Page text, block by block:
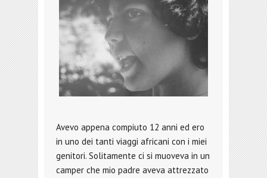
Avevo appena compiuto 12 anni ed ero
in uno dei tanti viaggi africani con i miei
genitori. Solitamente ci si muoveva in un
camper che mio padre aveva attrezzato